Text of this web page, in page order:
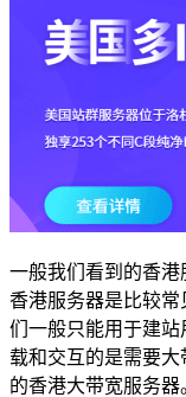
一般我们看到的香
香港服务器是比较
们一般只能用于建
载和交互的是需要
的香港大带宽服务